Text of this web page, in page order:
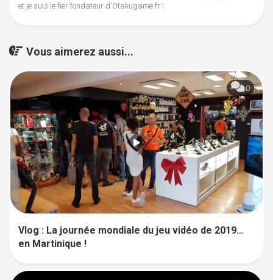
et je suis le fier fondateur d'Otakugame.fr !
Vous aimerez aussi...
0
Vlog : La journée mondiale du jeu vidéo de 2019…
en Martinique !